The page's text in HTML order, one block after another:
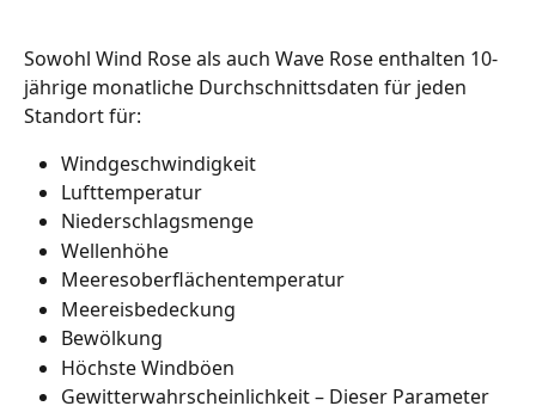
Sowohl Wind Rose als auch Wave Rose enthalten 10-
jährige monatliche Durchschnittsdaten für jeden
Standort für:
Windgeschwindigkeit
Lufttemperatur
Niederschlagsmenge
Wellenhöhe
Meeresoberflächentemperatur
Meereisbedeckung
Bewölkung
Höchste Windböen
Gewitterwahrscheinlichkeit – Dieser Parameter